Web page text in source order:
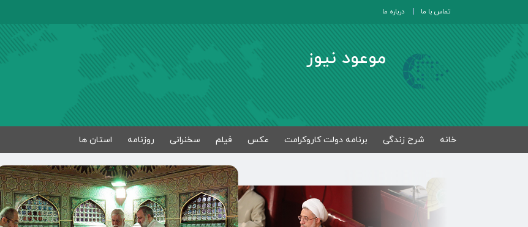
تماس با ما درباره ما
موعود نیوز
خانه شرح زندگی برنامه دولت کاروکرامت عکس فیلم سخنرانی روزنامه استان ها